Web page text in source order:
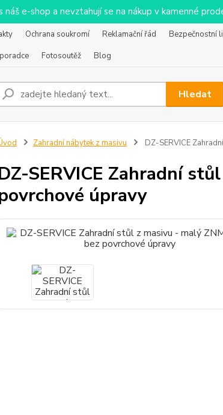
e-shop a nevztahují se na nákup v kamenné
Ochrana soukromí Reklamační řád Bezpečnostní
Fotosoutěž Blog
Hledat
Zahradní nábytek z masivu DZ-SERVICE
SERVICE Zahradní
úpravy